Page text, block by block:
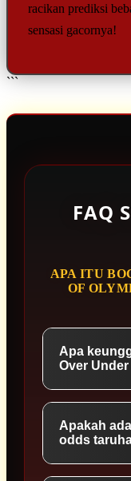
racikan prediksi
sensasi gacornya!
```
FAQ
APA ITU
OF
Apa
Over
Apakah
odds